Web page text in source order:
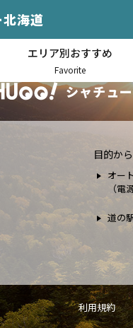
海道
エリア別おすすめ
Favorite
ングカー車中泊スポット情
シャチュ
目的か
オー
（電
道の
利用規約